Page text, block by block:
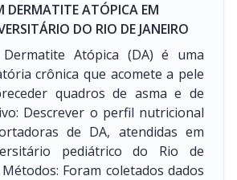
DERMATITE ATÓPICA EM
DO RIO DE JANEIRO
Atópica (DA) é uma
crônica que acomete a pele
quadros de asma e de
Descrever o perfil nutricional
de DA, atendidas em
pediátrico do Rio de
Foram coletados dados